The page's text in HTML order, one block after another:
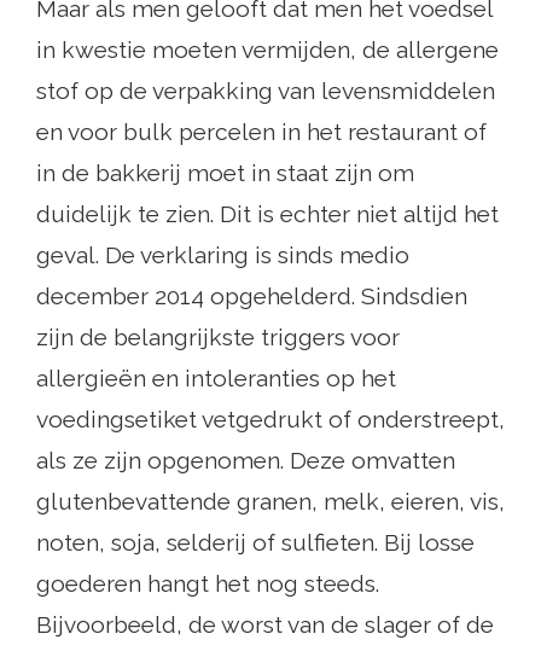
Maar als men gelooft dat men het voedsel
in kwestie moeten vermijden, de allergene
stof op de verpakking van levensmiddelen
en voor bulk percelen in het restaurant of
in de bakkerij moet in staat zijn om
duidelijk te zien. Dit is echter niet altijd het
geval. De verklaring is sinds medio
december 2014 opgehelderd. Sindsdien
zijn de belangrijkste triggers voor
allergieën en intoleranties op het
voedingsetiket vetgedrukt of onderstreept,
als ze zijn opgenomen. Deze omvatten
glutenbevattende granen, melk, eieren, vis,
noten, soja, selderij of sulfieten. Bij losse
goederen hangt het nog steeds.
Bijvoorbeeld, de worst van de slager of de